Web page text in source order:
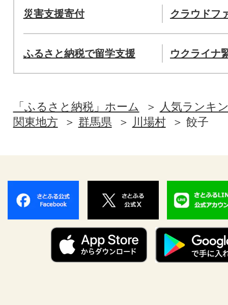
災害支援寄付 クラウドフ
ふるさと納税で留学支援 ウクライナ
「ふるさと納税」ホーム
人気ランキ
関東地方
群馬県 川場村 餃子